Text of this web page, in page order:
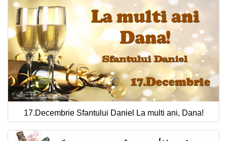
17.Decembrie Sfantului Daniel La multi ani, Dana!